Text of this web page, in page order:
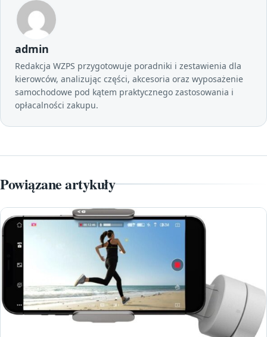
admin
Redakcja WZPS przygotowuje poradniki i zestawienia dla
kierowców, analizując części, akcesoria oraz wyposażenie
samochodowe pod kątem praktycznego zastosowania i
opłacalności zakupu.
Powiązane artykuły